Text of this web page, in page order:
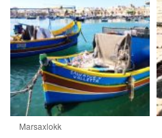
Marsaxlokk